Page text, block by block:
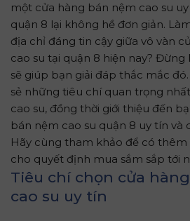
một cửa hàng bán nệm cao su
quận 8 lại không hề đơn giản.
địa chỉ đáng tin cậy giữa vô vàn
cao su tại quận 8 hiện nay? Đừng
sẽ giúp bạn giải đáp thắc mắc
sẻ những tiêu chí quan trọng
cao su, đồng thời giới thiệu đến
bán nệm cao su quận 8 uy tín và
Hãy cùng tham khảo để có
cho quyết định mua sắm sắp tới
Tiêu chí chọn cửa
cao su uy tín